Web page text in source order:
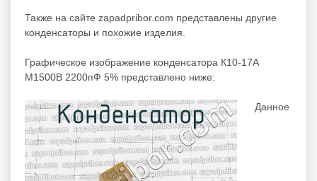
Также на сайте zapadpribor.com представлены другие
конденсаторы и похожие изделия.
Графическое изображение конденсатора К10-17А
М1500В 2200пФ 5% представлено ниже:
Данное